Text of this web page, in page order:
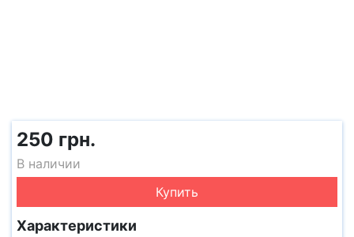
250 грн.
В наличии
Купить
Характеристики